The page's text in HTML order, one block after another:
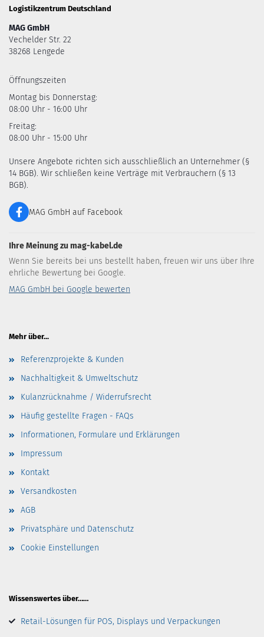
Logistikzentrum Deutschland
MAG GmbH
Vechelder Str. 22
38268 Lengede
Öffnungszeiten
Montag bis Donnerstag:
08:00 Uhr - 16:00 Uhr
Freitag:
08:00 Uhr - 15:00 Uhr
Unsere Angebote richten sich ausschließlich an Unternehmer (§
14 BGB). Wir schließen keine Verträge mit Verbrauchern (§ 13
BGB).
MAG GmbH auf Facebook
Ihre Meinung zu mag-kabel.de
Wenn Sie bereits bei uns bestellt haben, freuen wir uns über Ihre
ehrliche Bewertung bei Google.
MAG GmbH bei Google bewerten
Mehr über...
Referenzprojekte & Kunden
Nachhaltigkeit & Umweltschutz
Kulanzrücknahme / Widerrufsrecht
Häufig gestellte Fragen - FAQs
Informationen, Formulare und Erklärungen
Impressum
Kontakt
Versandkosten
AGB
Privatsphäre und Datenschutz
Cookie Einstellungen
Wissenswertes über……
Retail-Lösungen für POS, Displays und Verpackungen